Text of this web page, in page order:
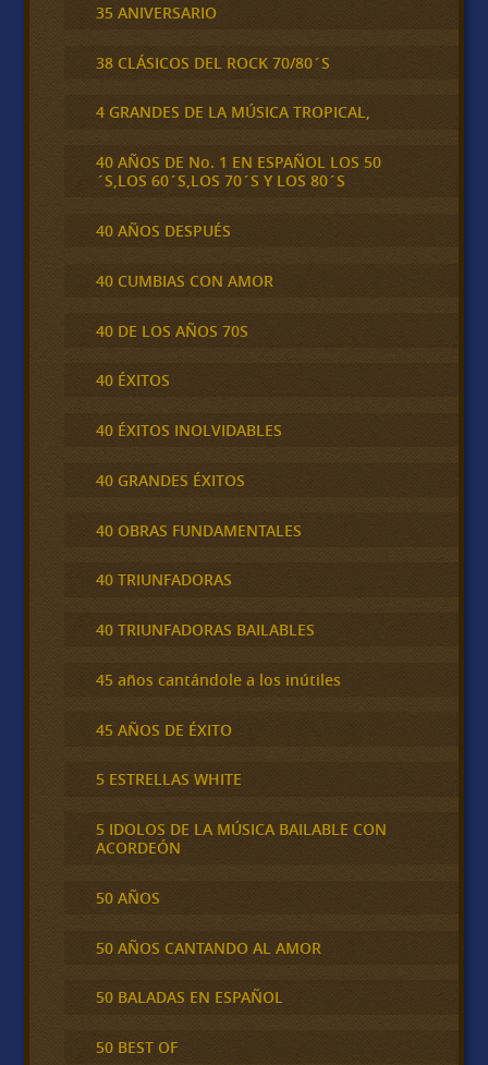
35 ANIVERSARIO
38 CLÁSICOS DEL ROCK 70/80´S
4 GRANDES DE LA MÚSICA TROPICAL,
40 AÑOS DE No. 1 EN ESPAÑOL LOS 50
´S,LOS 60´S,LOS 70´S Y LOS 80´S
40 AÑOS DESPUÉS
40 CUMBIAS CON AMOR
40 DE LOS AÑOS 70S
40 ÉXITOS
40 ÉXITOS INOLVIDABLES
40 GRANDES ÉXITOS
40 OBRAS FUNDAMENTALES
40 TRIUNFADORAS
40 TRIUNFADORAS BAILABLES
45 años cantándole a los inútiles
45 AÑOS DE ÉXITO
5 ESTRELLAS WHITE
5 IDOLOS DE LA MÚSICA BAILABLE CON
ACORDEÓN
50 AÑOS
50 AÑOS CANTANDO AL AMOR
50 BALADAS EN ESPAÑOL
50 BEST OF